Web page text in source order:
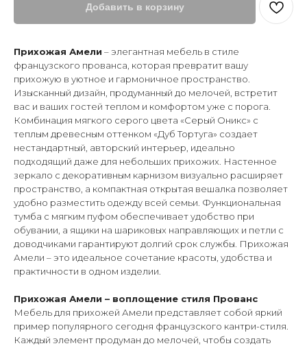
Добавить в корзину
Прихожая Амели – элегантная мебель в стиле
французского прованса, которая превратит вашу
прихожую в уютное и гармоничное пространство.
Изысканный дизайн, продуманный до мелочей, встретит
вас и ваших гостей теплом и комфортом уже с порога.
Комбинация мягкого серого цвета «Серый Оникс» с
теплым древесным оттенком «Дуб Тортуга» создает
нестандартный, авторский интерьер, идеально
подходящий даже для небольших прихожих. Настенное
зеркало с декоративным карнизом визуально расширяет
пространство, а компактная открытая вешалка позволяет
удобно разместить одежду всей семьи. Функциональная
тумба с мягким пуфом обеспечивает удобство при
обувании, а ящики на шариковых направляющих и петли с
доводчиками гарантируют долгий срок службы. Прихожая
Амели – это идеальное сочетание красоты, удобства и
практичности в одном изделии.
Прихожая Амели – воплощение стиля Прованс
Мебель для прихожей Амели представляет собой яркий
пример популярного сегодня французского кантри-стиля.
Каждый элемент продуман до мелочей, чтобы создать